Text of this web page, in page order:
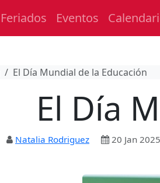
Feriados Eventos
El Día Mundial de la Educación
El Día
Natalia Rodriguez 20 Jan 2025